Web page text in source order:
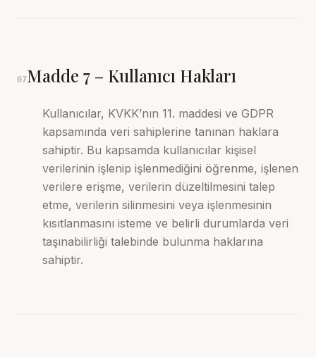
07Madde 7 – Kullanıcı Hakları
Kullanıcılar, KVKK’nın 11. maddesi ve GDPR
kapsamında veri sahiplerine tanınan haklara
sahiptir. Bu kapsamda kullanıcılar kişisel
verilerinin işlenip işlenmediğini öğrenme, işlenen
verilere erişme, verilerin düzeltilmesini talep
etme, verilerin silinmesini veya işlenmesinin
kısıtlanmasını isteme ve belirli durumlarda veri
taşınabilirliği talebinde bulunma haklarına
sahiptir.